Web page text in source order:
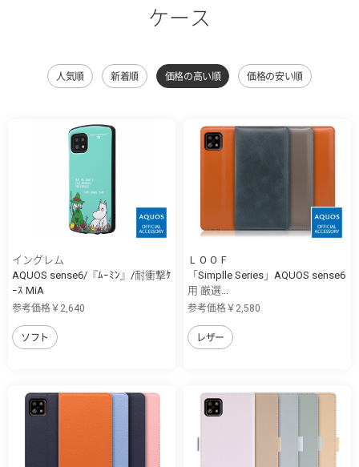
ケース
人気順 新着順 価格の高い順 価格の安い順
イングレム
AQUOS sense6/『ﾑｰﾐﾝ』/耐衝撃ｹ
ｰｽ MiA
参考価格￥2,640
ソフト
ＬＯＯＦ
「Simplle Series」AQUOS sense6
用 厳選...
参考価格￥2,580
レザー